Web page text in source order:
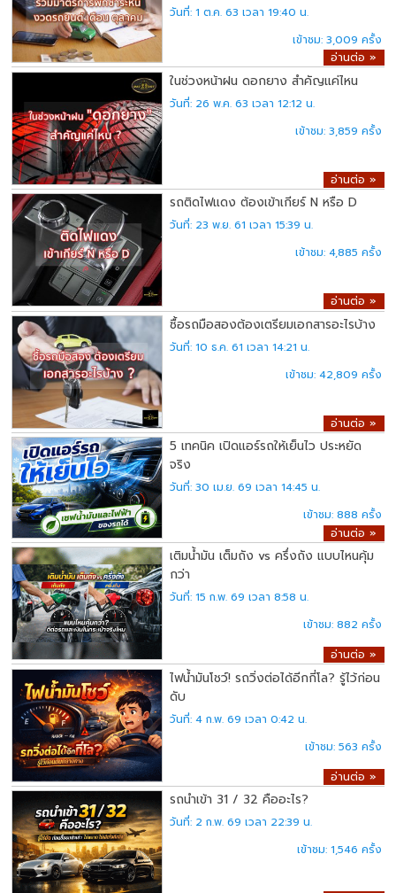
1 ต.ค. 63 เวลา 19:40 น.
3,009
อ่านต่อ »
ในช่วงหน้าฝน ดอกยาง สำคัญแค่ไหน
26 พ.ค. 63 เวลา 12:12 น.
3,859
อ่านต่อ »
รถติดไฟแดง ต้องเข้าเกียร์ N หรือ D
23 พ.ย. 61 เวลา 15:39 น.
4,885
อ่านต่อ »
ซื้อรถมือสองต้องเตรียมเอกสารอะไรบ้าง
10 ธ.ค. 61 เวลา 14:21 น.
42,809
อ่านต่อ »
5 เทคนิค เปิดแอร์รถให้เย็นไว ประหยัด
จริง
30 เม.ย. 69 เวลา 14:45 น.
888
อ่านต่อ »
เติมน้ำมัน เต็มถัง vs ครึ่งถัง แบบไหนคุ้ม
กว่า
15 ก.พ. 69 เวลา 8:58 น.
882
อ่านต่อ »
ไฟน้ำมันโชว์! รถวิ่งต่อได้อีกกี่โล? รู้ไว้ก่อน
ดับ
4 ก.พ. 69 เวลา 0:42 น.
563
อ่านต่อ »
รถนำเข้า 31 / 32 คืออะไร?
2 ก.พ. 69 เวลา 22:39 น.
1,546